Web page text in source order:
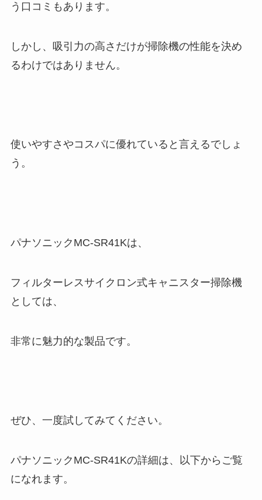
う口コミもあります。
しかし、吸引力の高さだけが掃除機の性能を決め
るわけではありません。
使いやすさやコスパに優れていると言えるでしょ
う。
パナソニックMC-SR41Kは、
フィルターレスサイクロン式キャニスター掃除機
としては、
非常に魅力的な製品です。
ぜひ、一度試してみてください。
パナソニックMC-SR41Kの詳細は、以下からご覧
になれます。